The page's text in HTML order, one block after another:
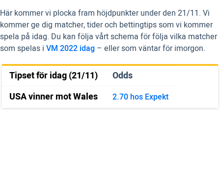
Här kommer vi plocka fram höjdpunkter under den 21/11. Vi
kommer ge dig matcher, tider och bettingtips som vi kommer
spela på idag. Du kan följa vårt schema för följa vilka matcher
som spelas i VM 2022 idag – eller som väntar för imorgon.
Tipset för idag (21/11)
Odds
USA vinner mot Wales
2.70 hos Expekt